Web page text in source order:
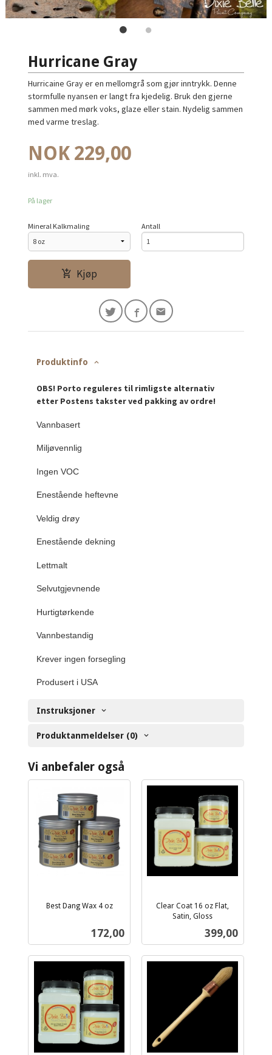
Hurricane Gray
Hurricaine Gray er en mellomgrå som gjør inntrykk. Denne
stormfulle nyansen er langt fra kjedelig. Bruk den gjerne
sammen med mørk voks, glaze eller stain. Nydelig sammen
med varme treslag.
Pris
NOK 229,00
inkl. mva.
På lager
Mineral Kalkmaling Antall
Kjøp
Produktinfo
OBS! Porto reguleres til rimligste alternativ
etter Postens takster ved pakking av ordre!
Vannbasert
Miljøvennlig
Ingen VOC
Enestående heftevne
Veldig drøy
Enestående dekning
Lettmalt
Selvutgjevnende
Hurtigtørkende
Vannbestandig
Krever ingen forsegling
Produsert i USA
Instruksjoner
Produktanmeldelser (0)
Vi anbefaler også
Best Dang Wax 4 oz
Pris
172,00
Clear Coat 16 oz Flat,
Satin, Gloss
Pris
399,00